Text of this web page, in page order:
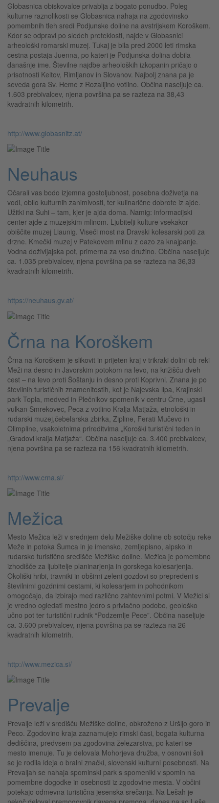
Globasnica obiskovalce privablja z bogato ponudbo. Poleg
kulturne raznolikosti se Globasnica nahaja na zgodovinsko
pomembnih tleh sredi Podjunske doline na avstrijskem Koroškem.
Kdor se odpravi po sledeh preteklosti, najde v Globasnici
arheološki romarski muzej. Tukaj je bila pred 2000 leti rimska
cestna postaja Juenna, po kateri je Podjunska dolina dobila
današnje ime. Številne najdbe arheoloških izkopanin pričajo o
prisotnosti Keltov, Rimljanov in Slovanov. Najbolj znana pa je
seveda gora Sv. Heme z Rozalijino votlino. Občina naseljuje ca.
1.603 prebivalcev, njena površina pa se razteza na 38,43
kvadratnih kilometrih.
http://www.globasnitz.at/
Neuhaus
Očarali vas bodo izjemna gostoljubnost, posebna doživetja na
vodi, obilo kulturnih zanimivosti, ter kulinarične dobrote iz ajde.
Užitki na Suhi – tam, kjer je ajda doma. Namig: informacijski
center ajde z muzejskim mlinom. Ljubitelji kulture vsekakor
obiščite muzej Liaunig. Viseči most na Dravski kolesarski poti za
drzne. Kmečki muzej v Patekovem mlinu z oazo za knajpanje.
Vodna doživljajska pot, primerna za vso družino. Občina naseljuje
ca. 1.035 prebivalcev, njena površina pa se razteza na 36,33
kvadratnih kilometrih.
https://neuhaus.gv.at/
Črna na Koroškem
Črna na Koroškem je slikovit in prijeten kraj v trikraki dolini ob reki
Meži na desno in Javorskim potokom na levo, na križišču dveh
cest – na levo proti Šoštanju in desno proti Koprivni. Znana je po
številnih turističnih znamenitostih, kot je Najevska lipa, Krajinski
park Topla, medved in Plečnikov spomenik v centru Črne, ugasli
vulkan Smrekovec, Peca z votlino Kralja Matjaža, etnološki in
rudarski muzej,čebelarska zbirka, Zipline, Ferati Mučevo in
Olimpline, vsakoletnima prireditvima „Koroški turistični teden in
„Gradovi kralja Matjaža“. Občina naseljuje ca. 3.400 prebivalcev,
njena površina pa se razteza na 156 kvadratnih kilometrih.
http://www.crna.si/
Mežica
Mesto Mežica leži v srednjem delu Mežiške doline ob sotočju reke
Meže in potoka Šumca in je imensko, zemljepisno, alpsko in
rudarsko turistično središče Mežiške doline. Mežica je pomembno
izhodišče za ljubitelje planinarjenja in gorskega kolesarjenja.
Okoliški hribi, travniki in obširni zeleni gozdovi so prepredeni s
številnimi gozdnimi cestami, ki kolesarjem in pohodnikom
omogočajo, da izbirajo med različno zahtevnimi potmi. V Mežici si
je vredno ogledati mestno jedro s privlačno podobo, geološko
učno pot ter turistični rudnik “Podzemlje Pece”. Občina naseljuje
ca. 3.600 prebivalcev, njena površina pa se razteza na 26
kvadratnih kilometrih.
http://www.mezica.si/
Prevalje
Prevalje leži v središču Mežiške doline, obkroženo z Uršljo goro in
Peco. Zgodovino kraja zaznamujejo rimski časi, bogata kulturna
dediščina, predvsem pa zgodovina železarstva, po kateri se
mesto imenuje. Tu je delovala Mohorjeva družba, v osnovni šoli
se je rodila ideja o bralni znački, slovenski kulturni posebnosti. Na
Prevaljah se nahaja spominski park s spomeniki v spomin na
pomembne dogodke in osebnosti iz zgodovine mesta. V občini
potekajo odmevna turistična jesenska srečanja. Na Lešah je